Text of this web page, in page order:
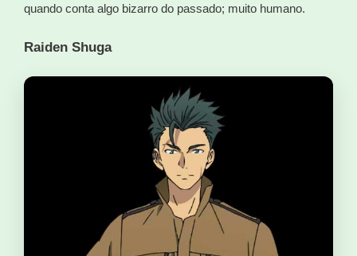
quando conta algo bizarro do passado; muito humano.
Raiden Shuga